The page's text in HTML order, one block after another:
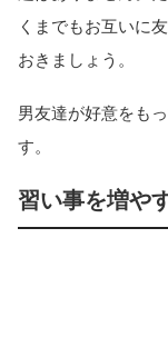
くまでもお互いに
おきましょう。
男友達が好意をも
す。
習い事を増や